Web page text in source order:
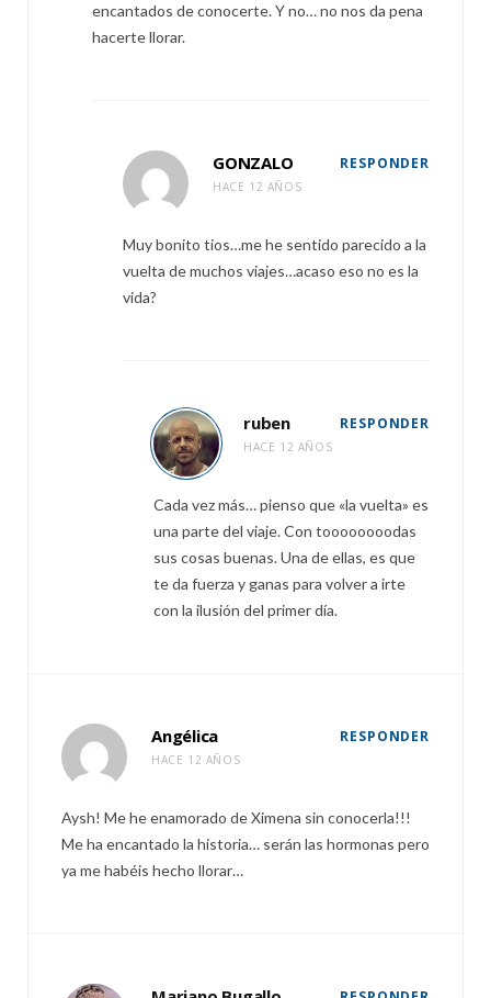
encantados de conocerte. Y no… no nos da pena
hacerte llorar.
GONZALO
HACE 12 AÑOS
RESPONDER
Muy bonito tios…me he sentido parecido a la
vuelta de muchos viajes…acaso eso no es la
vida?
ruben
HACE 12 AÑOS
RESPONDER
Cada vez más… pienso que «la vuelta» es
una parte del viaje. Con toooooooodas
sus cosas buenas. Una de ellas, es que
te da fuerza y ganas para volver a irte
con la ilusión del primer día.
Angélica
HACE 12 AÑOS
RESPONDER
Aysh! Me he enamorado de Ximena sin conocerla!!!
Me ha encantado la historia… serán las hormonas pero
ya me habéis hecho llorar…